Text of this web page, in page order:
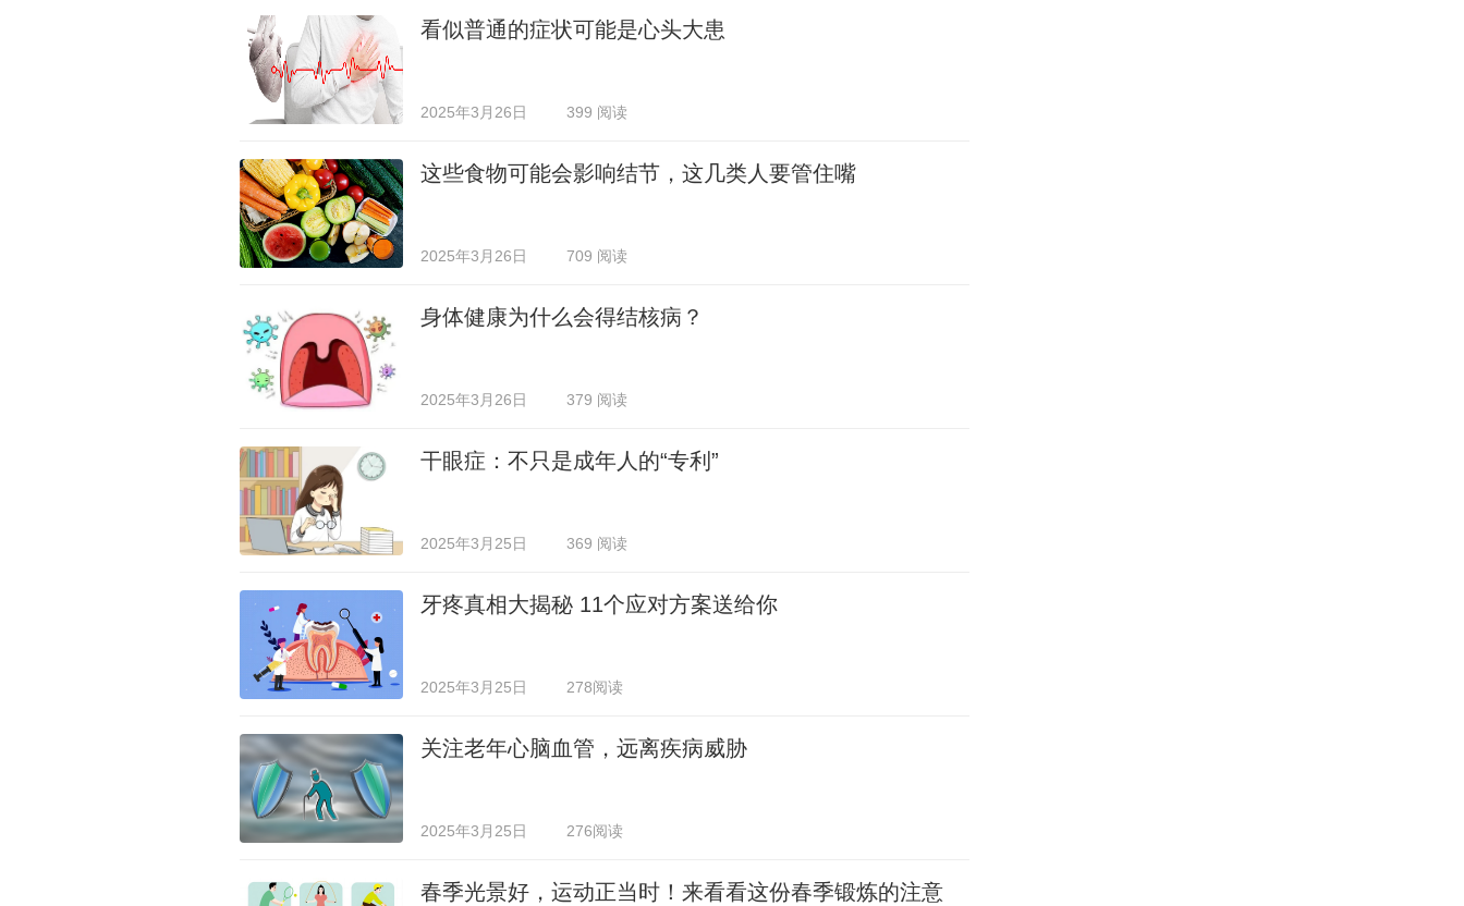
看似普通的症状可能是心头大患
2025年3月26日 399 阅读
这些食物可能会影响结节，这几类人要管住嘴
2025年3月26日 709 阅读
身体健康为什么会得结核病？
2025年3月26日 379 阅读
干眼症：不只是成年人的“专利”
2025年3月25日 369 阅读
牙疼真相大揭秘 11个应对方案送给你
2025年3月25日 278阅读
关注老年心脑血管，远离疾病威胁
2025年3月25日 276阅读
春季光景好，运动正当时！来看看这份春季锻炼的注意